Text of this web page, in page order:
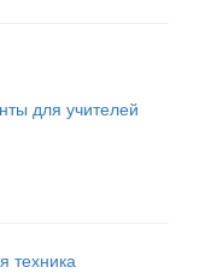
для учителей
техника